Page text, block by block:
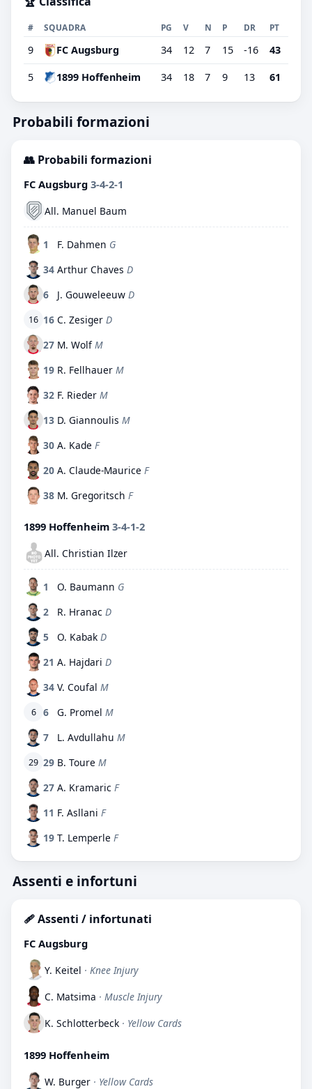
# SQUADRA PG V N P DR PT
9 FC Augsburg 34 12 7 15 -16 43
5 1899 Hoffenheim 34 18 7 9 13 61
Probabili formazioni
👥 Probabili formazioni
FC Augsburg 3-4-2-1
All. Manuel Baum
1 F. Dahmen G
34 Arthur Chaves D
6
J. Gouweleeuw D
16 16 C. Zesiger D
27 M. Wolf M
19 R. Fellhauer M
32 F. Rieder M
13 D. Giannoulis M
30 A. Kade F
20 A. Claude-Maurice F
38 M. Gregoritsch F
1899 Hoffenheim 3-4-1-2
All. Christian Ilzer
1 O. Baumann G
2
R. Hranac D
5
O. Kabak D
21 A. Hajdari D
34 V. Coufal M
6 6 G. Promel M
7
L. Avdullahu M
29 29 B. Toure M
27 A. Kramaric F
11 F. Asllani F
19 T. Lemperle F
Assenti e infortuni
🩹 Assenti / infortunati
FC Augsburg
Y. Keitel · Knee Injury
C. Matsima · Muscle Injury
K. Schlotterbeck · Yellow Cards
1899 Hoffenheim
W. Burger · Yellow Cards